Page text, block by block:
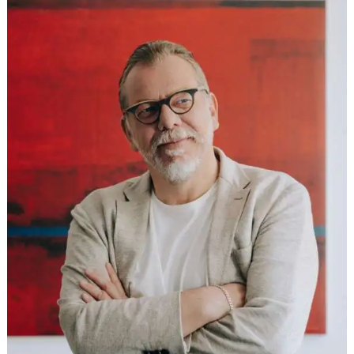
Ben Steinbrück)
Anmerkung zu BGH, Urteil vom 16. Juni 2015 -
Az.: II ZR 384/13, betreffend Zeitpunkt für die
zulässige Aufhebung eines Unternehmensvertrags
mit einer abhängigen GmbH, DB 2015 S. 1771
(gemeinsam mit Sebastian Feige)
„Einstweiliger Rechtsschutz im GmbH-Recht,
insbesondere im Zusammenhang mit
Informations-, Beschlussmängel- und
Anfechtungsstreitigkeiten sowie Streitigkeiten über
die Gesellschafterliste", ZIP 2015, S. 1 (gemeinsam
mit Dr. Matthias Alles)
Anmerkung zu BGH, Urteil vom 7. Oktober 2014 -
Az.: II ZR 381/13, betreffend Anspruch auf
Sicherheitsleistung bei Beendigung eines
Beherrschungs- und Ergebnisabführungsvertrages,
DB 2014, S. 2950 ff. (gemeinsam mit Dr. Ben
Steinbrück)
Anmerkung zu BGH, Urteil vom 13. Mai 2014, Az.: